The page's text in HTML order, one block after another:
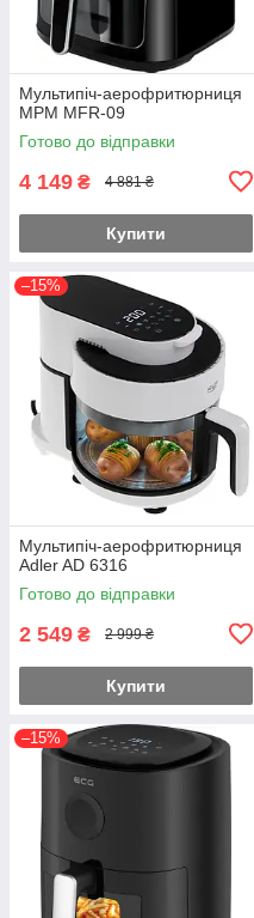
Мультипіч-аерофритюрниця
MPM MFR-09
Готово до відправки
4 149 ₴ 4 881 ₴
Купити
–15%
Мультипіч-аерофритюрниця
Adler AD 6316
Готово до відправки
2 549 ₴ 2 999 ₴
Купити
–15%